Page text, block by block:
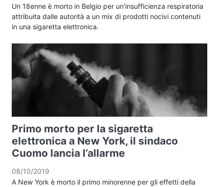
Un 18enne è morto in Belgio per un'insufficienza respiratoria
attribuita dalle autorità a un mix di prodotti nocivi contenuti
in una sigaretta elettronica.
Primo morto per la sigaretta
elettronica a New York, il sindaco
Cuomo lancia l’allarme
08/10/2019
A New York è morto il primo minorenne per gli effetti della